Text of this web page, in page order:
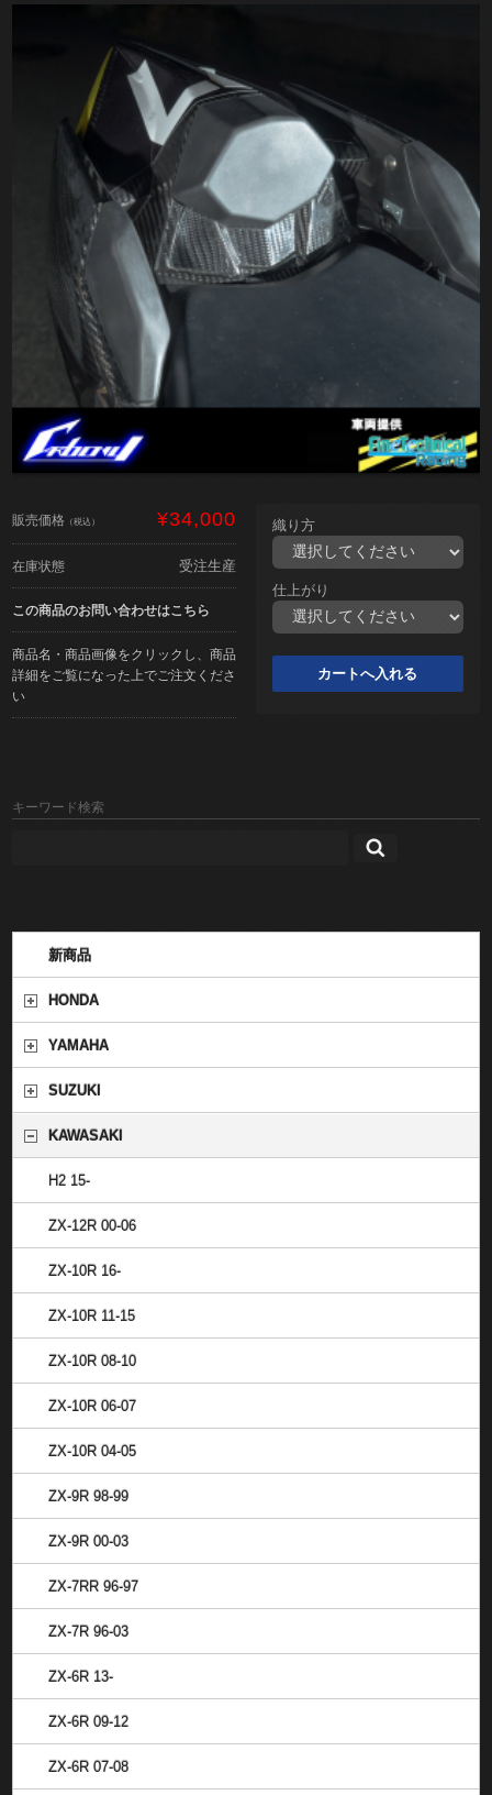
販売価格 （税込） ¥34,000
在庫状態 受注生産
この商品のお問い合わせはこちら
商品名・商品画像をクリックし、商品
詳細をご覧になった上でご注文くださ
い
織り方
仕上がり
キーワード検索
新商品
HONDA
YAMAHA
SUZUKI
KAWASAKI
H2 15-
ZX-12R 00-06
ZX-10R 16-
ZX-10R 11-15
ZX-10R 08-10
ZX-10R 06-07
ZX-10R 04-05
ZX-9R 98-99
ZX-9R 00-03
ZX-7RR 96-97
ZX-7R 96-03
ZX-6R 13-
ZX-6R 09-12
ZX-6R 07-08